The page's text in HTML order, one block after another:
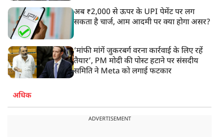
अब ₹2,000 से ऊपर के UPI पेमेंट पर लग
सकता है चार्ज, आम आदमी पर क्या होगा असर?
‘मांफी मांगें जुकरबर्ग वरना कार्रवाई के लिए रहें
तैयार’, PM मोदी की पोस्ट हटाने पर संसदीय
समिति ने Meta को लगाई फटकार
अधिक
ADVERTISEMENT